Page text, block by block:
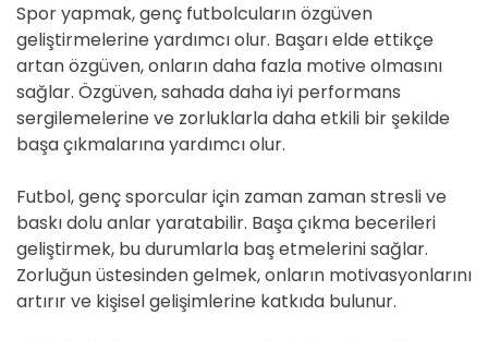
Spor yapmak, genç futbolcuların özgüven
geliştirmelerine yardımcı olur. Başarı elde ettikçe
artan özgüven, onların daha fazla motive olmasını
sağlar. Özgüven, sahada daha iyi performans
sergilemelerine ve zorluklarla daha etkili bir şekilde
başa çıkmalarına yardımcı olur.
Futbol, genç sporcular için zaman zaman stresli ve
baskı dolu anlar yaratabilir. Başa çıkma becerileri
geliştirmek, bu durumlarla baş etmelerini sağlar.
Zorluğun üstesinden gelmek, onların motivasyonlarını
artırır ve kişisel gelişimlerine katkıda bulunur.